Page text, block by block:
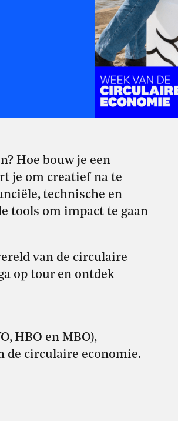
Hoe bouw je een
je om creatief na te
technische en
tools om impact te gaan
van de circulaire
op tour en ontdek
HBO en MBO),
de circulaire economie.